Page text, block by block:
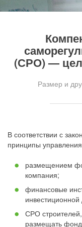
(СРО) —
Размер и
В соответствии с
принципы
размещением
компания;
финансовые
СРО
размещать фонд